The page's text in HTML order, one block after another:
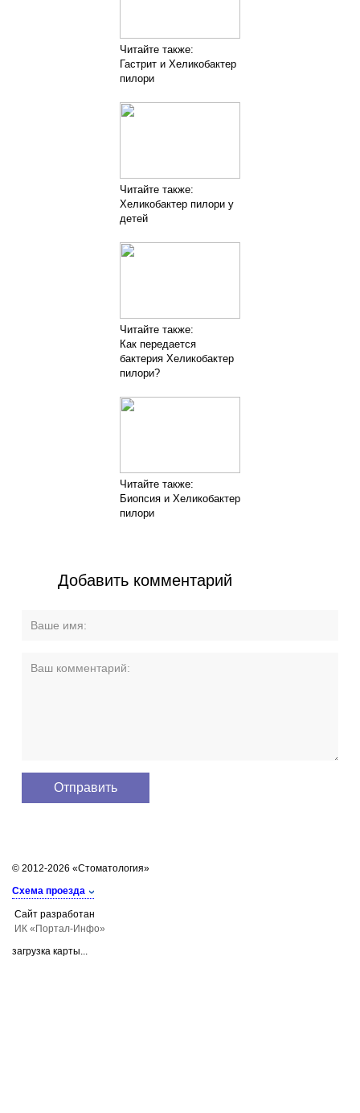
Читайте также:
Гастрит и Хеликобактер
пилори
Читайте также:
Хеликобактер пилори у
детей
Читайте также:
Как передается
бактерия Хеликобактер
пилори?
Читайте также:
Биопсия и Хеликобактер
пилори
Добавить комментарий
© 2012-2026 «Стоматология»
Схема проезда
Сайт разработан
ИК «Портал-Инфо»
загрузка карты...